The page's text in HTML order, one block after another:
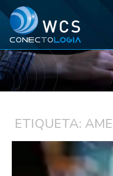
ETIQUETA: